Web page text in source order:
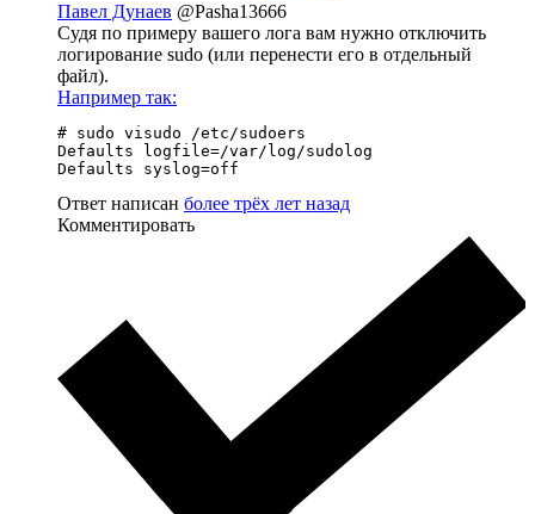
Павел Дунаев @Pasha13666
Судя по примеру вашего лога вам нужно отключить
логирование sudo (или перенести его в отдельный
файл).
Например так:
# sudo visudo /etc/sudoers
Defaults logfile=/var/log/sudolog
Defaults syslog=off
Ответ написан более трёх лет назад
Комментировать